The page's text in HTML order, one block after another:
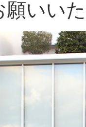
願いい